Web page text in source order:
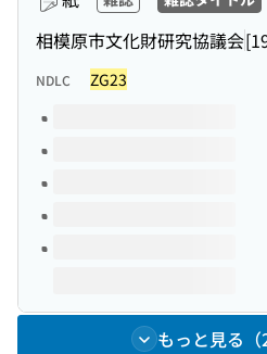
相模原市文化財研究協議会
NDLC ZG23
このタイトルの巻号
もっと見る（